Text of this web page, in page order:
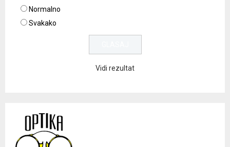
Normalno
Svakako
Vidi rezultat